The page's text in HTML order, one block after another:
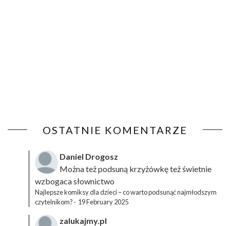
OSTATNIE KOMENTARZE
Daniel Drogosz
Można też podsuną krzyżówkęteż świetnie
wzbogaca słownictwo
Najlepsze komiksy dla dzieci – co warto podsunąć najmłodszym
czytelnikom? · 19 February 2025
zalukajmy.pl